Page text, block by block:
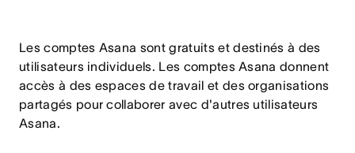
Les comptes Asana sont gratuits et destinés à des
utilisateurs individuels. Les comptes Asana donnent
accès à des espaces de travail et des organisations
partagés pour collaborer avec d'autres utilisateurs
Asana.